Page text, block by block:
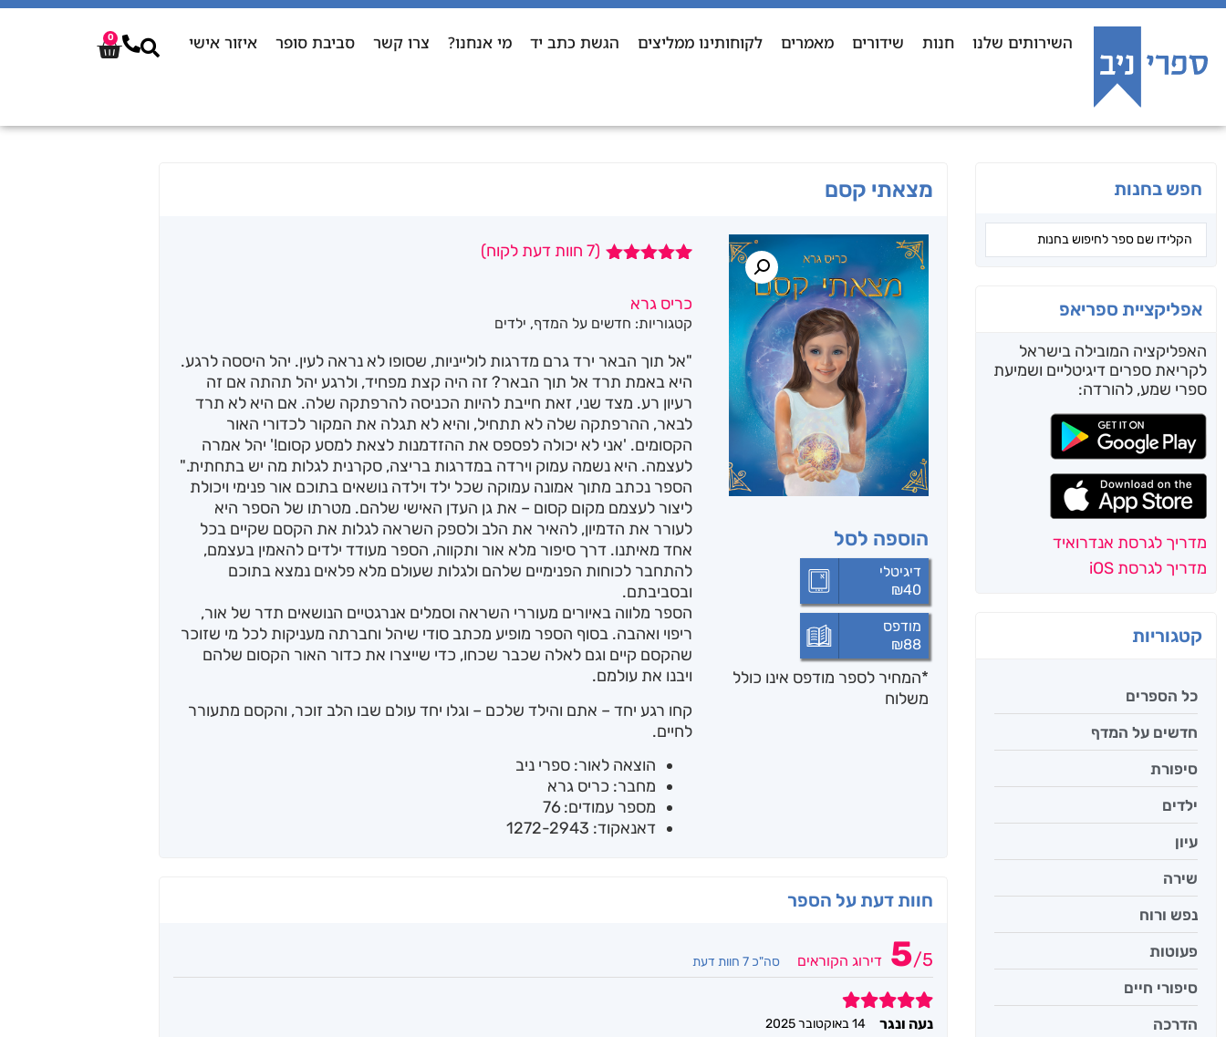
השירותים שלנו חנות שידורים מאמרים לקוחותינו ממליצים הגשת כתב יד מי אנחנו? צרו קשר סביבת סופר איזור אישי 0
חפש בחנות
אפליקציית ספריאפ
האפליקציה המובילה בישראל
לקריאת ספרים דיגיטליים ושמיעת
ספרי שמע, להורדה:
מדריך לגרסת אנדרואיד
מדריך לגרסת iOS
קטגוריות
כל הספרים
חדשים על המדף
סיפורת
ילדים
עיון
שירה
נפש ורוח
פעוטות
סיפורי חיים
הדרכה
מצאתי קסם
הוספה לסל
דיגיטלי
₪40
מודפס
₪88
*המחיר לספר מודפס אינו כולל
משלוח
מבוסס על
דירוגים של
(
7 חוות דעת לקוח)
כריס גרא
קטגוריות: חדשים על המדף, ילדים
"אל תוך הבאר ירד גרם מדרגות לולייניות, שסופו לא נראה לעין. יהל היססה לרגע.
היא באמת תרד אל תוך הבאר? זה היה קצת מפחיד, ולרגע יהל תהתה אם זה
רעיון רע. מצד שני, זאת חייבת להיות הכניסה להרפתקה שלה. אם היא לא תרד
לבאר, ההרפתקה שלה לא תתחיל, והיא לא תגלה את המקור לכדורי האור
הקסומים. 'אני לא יכולה לפספס את ההזדמנות לצאת למסע קסום!' יהל אמרה
לעצמה. היא נשמה עמוק וירדה במדרגות בריצה, סקרנית לגלות מה יש בתחתית."
הספר נכתב מתוך אמונה עמוקה שכל ילד וילדה נושאים בתוכם אור פנימי ויכולת
ליצור לעצמם מקום קסום – את גן העדן האישי שלהם. מטרתו של הספר היא
לעורר את הדמיון, להאיר את הלב ולספק השראה לגלות את הקסם שקיים בכל
אחד מאיתנו. דרך סיפור מלא אור ותקווה, הספר מעודד ילדים להאמין בעצמם,
להתחבר לכוחות הפנימיים שלהם ולגלות שעולם מלא פלאים נמצא בתוכם
ובסביבתם.
הספר מלווה באיורים מעוררי השראה וסמלים אנרגטיים הנושאים תדר של אור,
ריפוי ואהבה. בסוף הספר מופיע מכתב סודי שיהל וחברתה מעניקות לכל מי שזוכר
שהקסם קיים וגם לאלה שכבר שכחו, כדי שייצרו את כדור האור הקסום שלהם
ויבנו את עולמם.
קחו רגע יחד – אתם והילד שלכם – וגלו יחד עולם שבו הלב זוכר, והקסם מתעורר
לחיים.
הוצאה לאור: ספרי ניב
מחבר: כריס גרא
מספר עמודים: 76
דאנאקוד: 1272-2943
חוות דעת על הספר
5/5 דירוג הקוראים סה"כ 7 חוות דעת
5
נעה ונגר
14 באוקטובר 2025